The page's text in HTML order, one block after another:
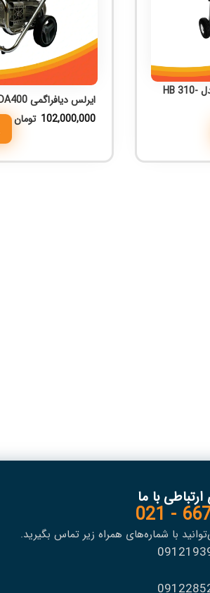
ایرلس بادی HVBAN مدل HB 310-
ایرلس دیافراگمی VDA400
102,000,000 تومان
با ما
با شماره‌های همراه زیر تماس بگیرید.